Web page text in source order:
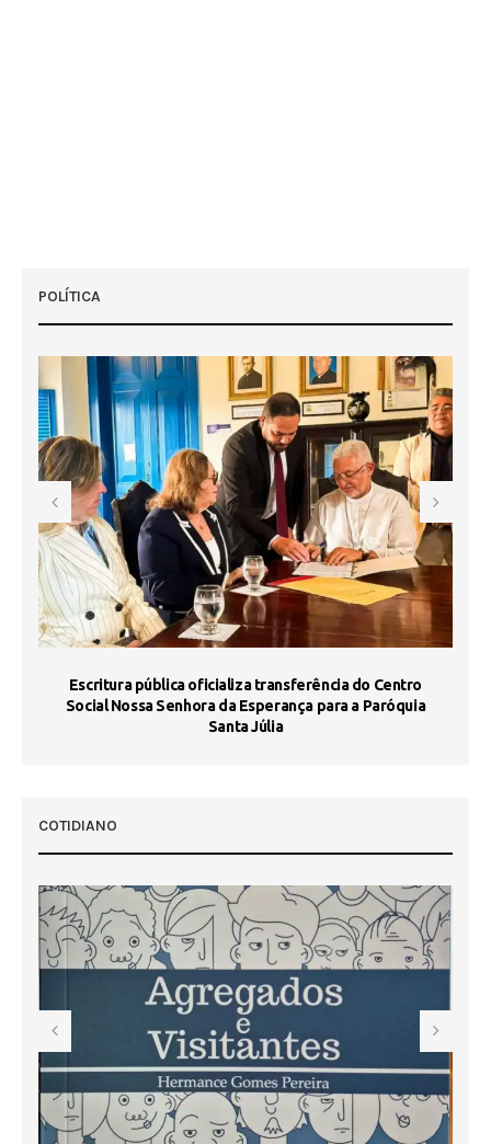
POLÍTICA
Escritura pública oficializa transferência do Centro
Social Nossa Senhora da Esperança para a Paróquia
Santa Júlia
COTIDIANO